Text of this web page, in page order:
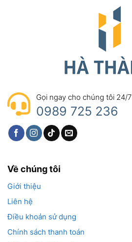
Gọi ngay cho chúng tôi 24/7
0989 725 236
Về chúng tôi
Giới thiệu
Liên hệ
Điều khoản sử dụng
Chính sách thanh toán